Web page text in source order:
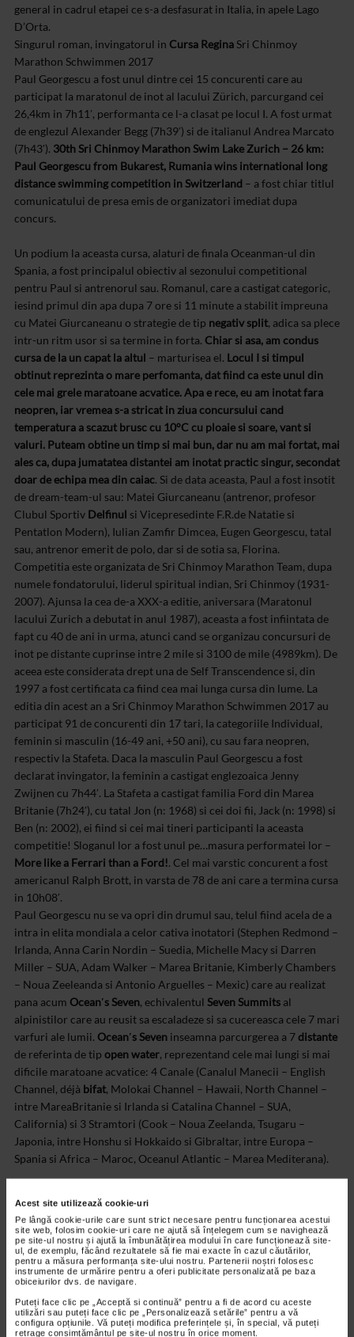
Acest site utilizează cookie-uri
Pe lângă cookie-urile care sunt strict necesare pentru funcționarea acestui
site web, folosim cookie-uri care ne ajută să înțelegem cum se navighează
pe site-ul nostru și ajută la îmbunătățirea modului în care funcționează site-
ul, de exemplu, făcând rezultatele să fie mai exacte în cazul căutărilor,
pentru a măsura performanța site-ului nostru. Partenerii noștri folosesc
instrumente de urmărire pentru a oferi publicitate personalizată pe baza
obiceiurilor dvs. de navigare.
Puteți face clic pe „Acceptă si continuă” pentru a fi de acord cu aceste
utilizări sau puteți face clic pe „Personalizează setările” pentru a vă
configura opțiunile. Vă puteți modifica preferințele și, în special, vă puteți
retrage consimțământul pe site-ul nostru în orice moment.
general in cadrul etapei ce s-a desfasurat in Italia, in apele Lago
D’Orta.
Singurul roman, invingatorul in Cursa Regina Sri Chinmoy
Marathon Schwimmen 2017
Paul Georgescu a fost unul dintre cei 15 concurenti care au
participat la maratonul de inot al lacului Zürich, parcurgand cei
26,4km in 7h11′, performanta ce l-a clasat pe locul I. A fost urmat
de englezul Alexander Begg (7h39′) si de italianul Andrea Marcato
(7h43′). 30th Sri Chinmoy Marathon Swim Lake Zurich – 26 km:
Paul Georgescu from Bukarest, Rumania wins international long
distance swimming competition in Switzerland – a fost chiar titlul
comunicatului de presa emis de organizatori imediat dupa
concurs.
Un podium la aceasta cursa, alaturi de finala Oceanman-ul din
Spania, a fost principalul obiectiv al sezonului competitional
pentru Paul si antrenorul sau. Romanul, care a castigat categoric,
iesind primul din apa dupa 7 ore si 11 minute a stabilit impreuna
cu Matei Giurcaneanu o strategie de tip negativ split, adica sa plece
intr-un ritm usor si sa termine in forta. Chiar si asa, am condus
cursa de la un capat la altul – marturisea el. Locul I si timpul
obtinut reprezinta o mare perfomanta, dat fiind ca este unul din
cele mai grele maratoane acvatice. Apa e rece, eu am inotat fara
neopren, iar vremea s-a stricat in ziua concursului cand
temperatura a scazut brusc cu 10°C cu ploaie si soare, vant si
valuri. Puteam obtine un timp si mai bun, dar nu am mai fortat, mai
ales ca, dupa jumatatea distantei am inotat practic singur, secondat
doar de echipa mea din caiac. Si de data aceasta, Paul a fost insotit
de dream-team-ul sau: Matei Giurcaneanu (antrenor, profesor
Clubul Sportiv Delfinul si Vicepresedinte F.R.de Natatie si
Pentatlon Modern), Iulian Zamfir Dimcea, Eugen Georgescu, tatal
sau, antrenor emerit de polo, dar si de sotia sa, Florina.
Competitia este organizata de Sri Chinmoy Marathon Team, dupa
numele fondatorului, liderul spiritual indian, Sri Chinmoy (1931-
2007). Ajunsa la cea de-a XXX-a editie, aniversara (Maratonul
lacului Zurich a debutat in anul 1987), aceasta a fost infiintata de
fapt cu 40 de ani in urma, atunci cand se organizau concursuri de
inot pe distante cuprinse intre 2 mile si 3100 de mile (4989km). De
aceea este considerata drept una de Self Transcendence si, din
1997 a fost certificata ca fiind cea mai lunga cursa din lume. La
editia din acest an a Sri Chinmoy Marathon Schwimmen 2017 au
participat 91 de concurenti din 17 tari, la categoriile Individual,
feminin si masculin (16-49 ani, +50 ani), cu sau fara neopren,
respectiv la Stafeta. Daca la masculin Paul Georgescu a fost
declarat invingator, la feminin a castigat englezoaica Jenny
Zwijnen cu 7h44′. La Stafeta a castigat familia Ford din Marea
Britanie (7h24′), cu tatal Jon (n: 1968) si cei doi fii, Jack (n: 1998) si
Ben (n: 2002), ei fiind si cei mai tineri participanti la aceasta
competitie! Sloganul lor a fost unul pe…masura performatei lor –
More like a Ferrari than a Ford!. Cel mai varstic concurent a fost
americanul Ralph Brott, in varsta de 78 de ani care a termina cursa
in 10h08′.
Paul Georgescu nu se va opri din drumul sau, telul fiind acela de a
intra in elita mondiala a celor cativa inotatori (Stephen Redmond –
Irlanda, Anna Carin Nordin – Suedia, Michelle Macy si Darren
Miller – SUA, Adam Walker – Marea Britanie, Kimberly Chambers
– Noua Zeeleanda si Antonio Arguelles – Mexic) care au realizat
pana acum Ocean′s Seven, echivalentul Seven Summits al
alpinistilor care au reusit sa escaladeze si sa cucereasca cele 7 mari
varfuri ale lumii. Ocean′s Seven inseamna parcurgerea a 7distante
de referinta de tip open water, reprezentand cele mai lungi si mai
dificile maratoane acvatice: 4 Canale (Canalul Manecii – English
Channel, déjà bifat, Molokai Channel – Hawaii, North Channel –
intre MareaBritanie si Irlanda si Catalina Channel – SUA,
California) si 3 Stramtori (Cook – Noua Zeelanda, Tsugaru –
Japonia, intre Honshu si Hokkaido si Gibraltar, intre Europa –
Spania si Africa – Maroc, Oceanul Atlantic – Marea Mediterana).
Channel, Catalina Channel 32,5 km – California si Manhattan
Island 48.5 km – New York), trofeu pe care, cu siguranta si-l va
adjudeca, mai ales ca English Channel a fost traversat cu brio si cu
record absolut.
CATENA, FARMACIA INIMII, SUSTINE CAMPIONII!
Realizator: Oana Georgescu
Editor: Stanislav Pescu
Operatori: Alex Andries, Silviu Crangureanu